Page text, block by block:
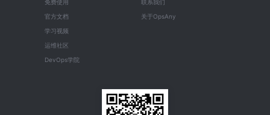
免费使用
官方文档
学习视频
运维社区
DevOps学院
联系我们
关于OpsAny